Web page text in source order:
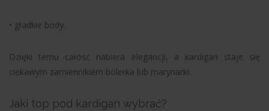
• gładkie body.
Dzięki temu całość nabiera elegancji, a kardigan staje się
ciekawym zamiennikiem bolerka lub marynarki.
Jaki top pod kardigan wybrać?